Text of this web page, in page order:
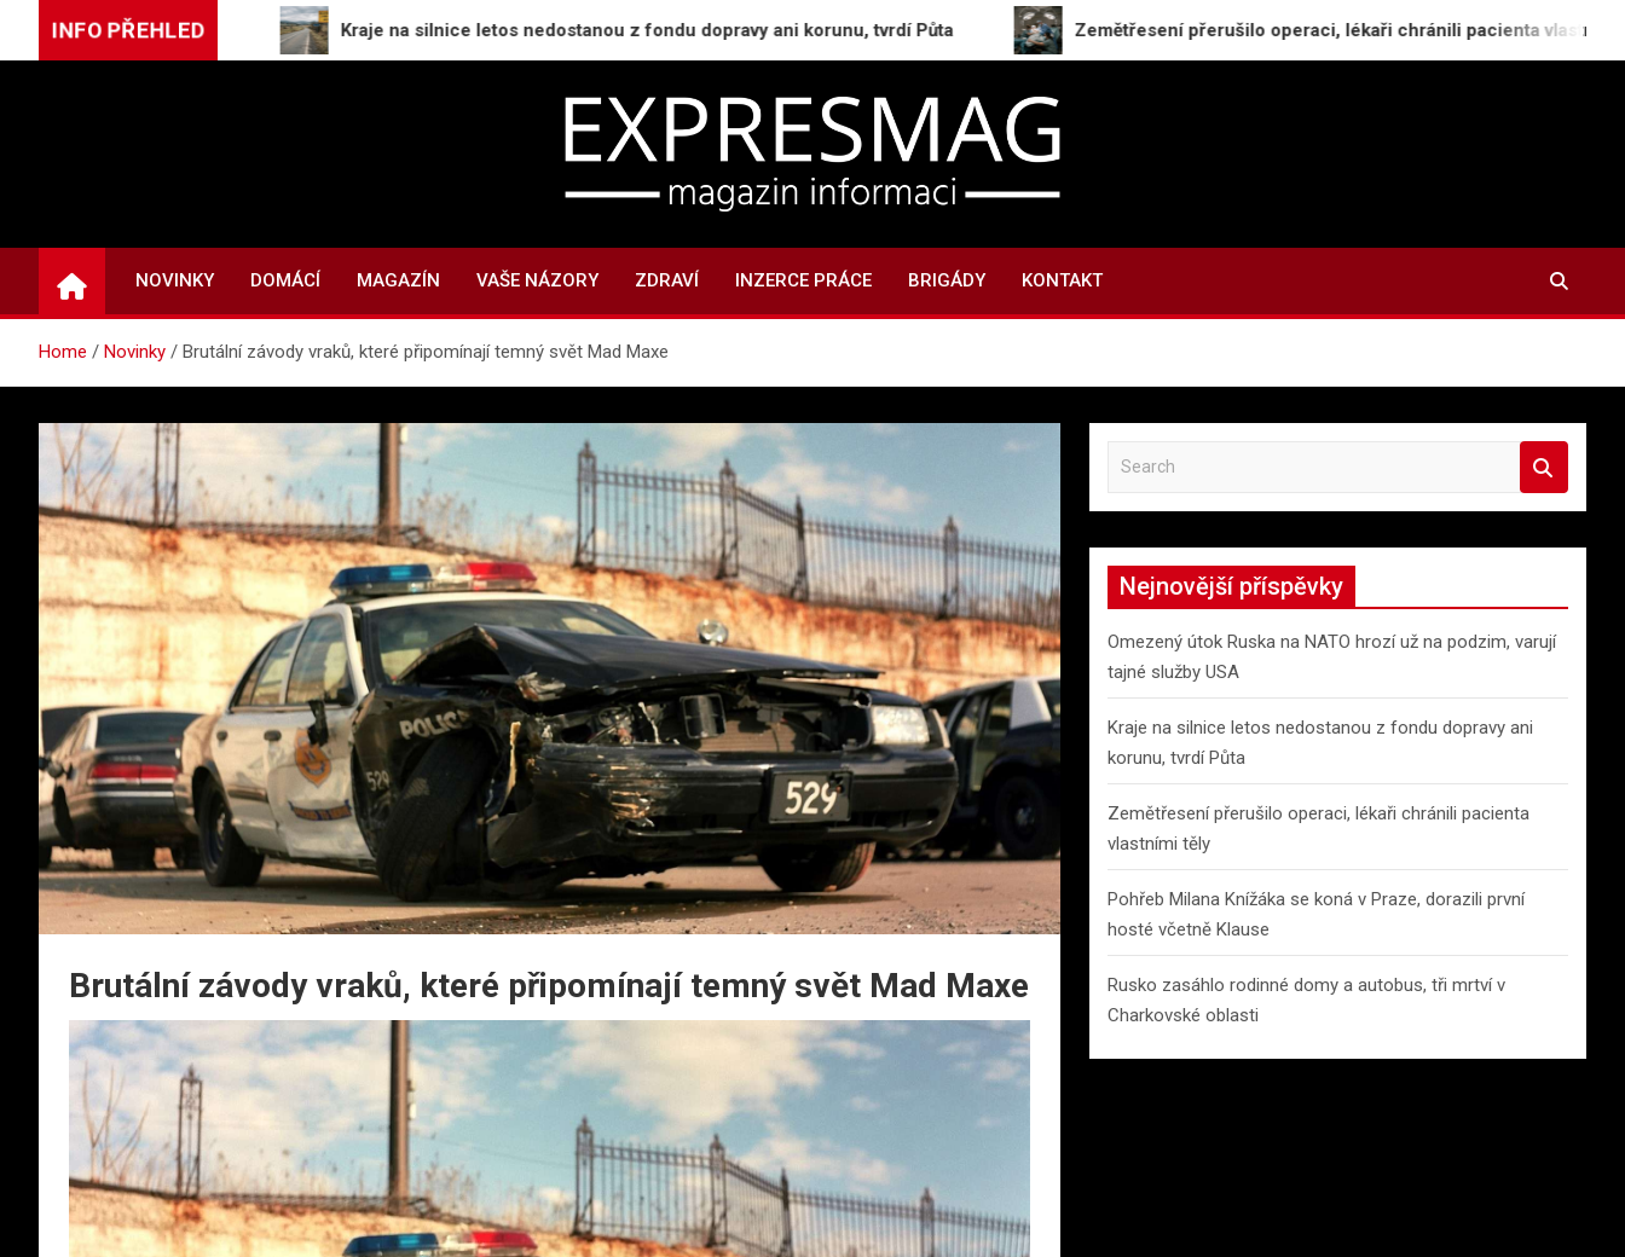
INFO PŘEHLED
služby USA Kraje na silnice letos nedostanou z fondu dopravy ani korunu, tvrdí Půta Zemětřesení přerušilo operaci, lékaři chránili pacienta vlastními těly
ExpresMag.cz
NOVINKY DOMÁCÍ MAGAZÍN VAŠE NÁZORY ZDRAVÍ INZERCE PRÁCE BRIGÁDY KONTAKT
Home Novinky Brutální závody vraků, které připomínají temný svět Mad Maxe
Brutální závody vraků, které připomínají temný svět Mad Maxe
a
r
h
Nejnovější příspěvky
Omezený útok Ruska na NATO hrozí už na podzim, varují
tajné služby USA
Kraje na silnice letos nedostanou z fondu dopravy ani
korunu, tvrdí Půta
Zemětřesení přerušilo operaci, lékaři chránili pacienta
vlastními těly
Pohřeb Milana Knížáka se koná v Praze, dorazili první
hosté včetně Klause
Rusko zasáhlo rodinné domy a autobus, tři mrtví v
Charkovské oblasti